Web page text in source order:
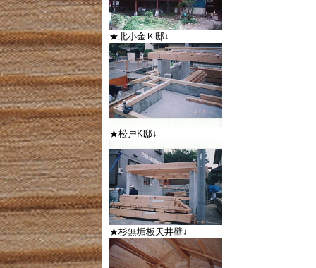
★北小金Ｋ邸↓
★松戸K邸↓
★杉無垢板天井壁↓